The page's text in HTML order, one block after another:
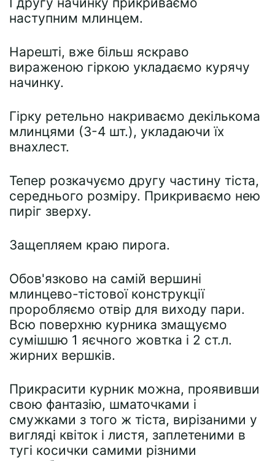
наступним млинцем.
Нарешті, вже більш яскраво
вираженою гіркою укладаємо курячу
начинку.
Гірку ретельно накриваємо декількома
млинцями (3-4 шт.), укладаючи їх
внахлест.
Тепер розкачуємо другу частину тіста,
середнього розміру. Прикриваємо нею
пиріг зверху.
Защепляем краю пирога.
Обов'язково на самій вершині
млинцево-тістової конструкції
проробляємо отвір для виходу пари.
Всю поверхню курника змащуємо
сумішшю 1 яєчного жовтка і 2 ст.л.
жирних вершків.
Прикрасити курник можна, проявивши
свою фантазію, шматочками і
смужками з того ж тіста, вирізаними у
вигляді квіток і листя, заплетеними в
тугі косички самими різними